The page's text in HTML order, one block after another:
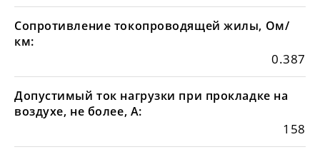
Сопротивление токопроводящей жилы, Ом/
км:
0.387
Допустимый ток нагрузки при прокладке на
воздухе, не более, А:
158